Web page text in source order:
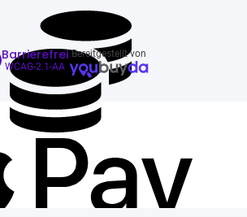
Barrierefrei
WCAG-2.1-AA
Bereitgestellt von